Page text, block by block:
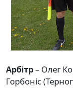
Арбітр– Олег
Горбоніс